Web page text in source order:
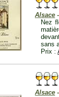
Alsace
Nez
sans
Prix :
Alsace